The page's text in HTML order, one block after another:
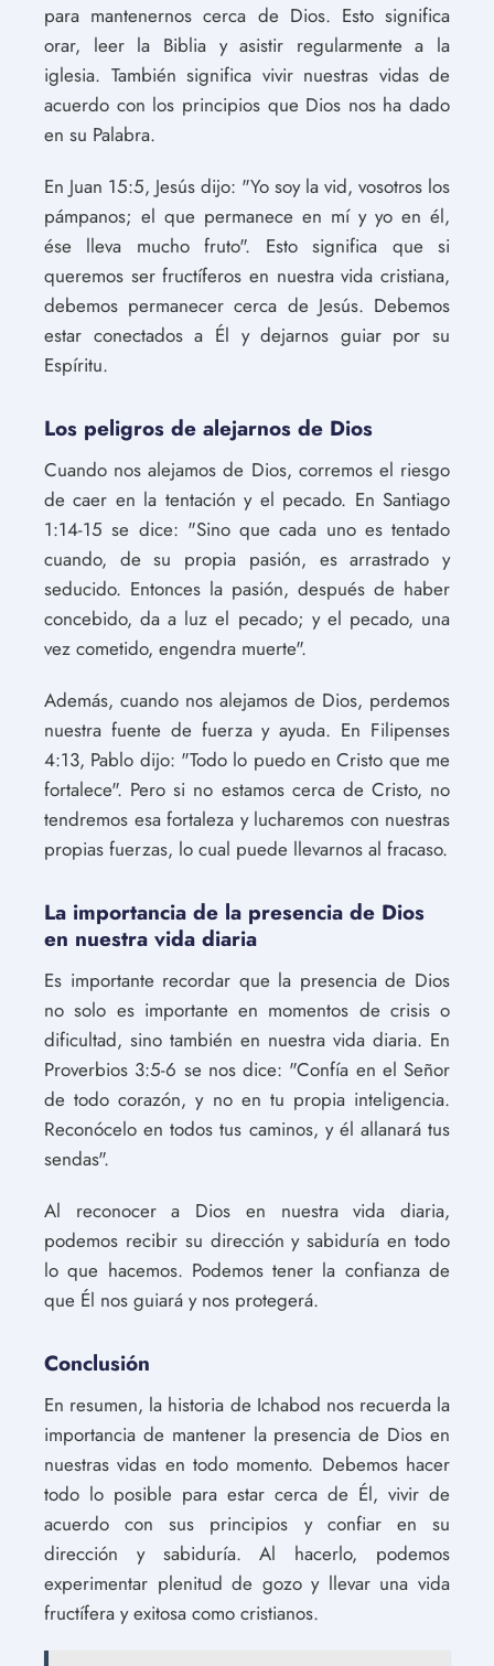
para mantenernos cerca de Dios. Esto significa
orar, leer la Biblia y asistir regularmente a la
iglesia. También significa vivir nuestras vidas de
acuerdo con los principios que Dios nos ha dado
en su Palabra.
En Juan 15:5, Jesús dijo: "Yo soy la vid, vosotros los
pámpanos; el que permanece en mí y yo en él,
ése lleva mucho fruto". Esto significa que si
queremos ser fructíferos en nuestra vida cristiana,
debemos permanecer cerca de Jesús. Debemos
estar conectados a Él y dejarnos guiar por su
Espíritu.
Los peligros de alejarnos de Dios
Cuando nos alejamos de Dios, corremos el riesgo
de caer en la tentación y el pecado. En Santiago
1:14-15 se dice: "Sino que cada uno es tentado
cuando, de su propia pasión, es arrastrado y
seducido. Entonces la pasión, después de haber
concebido, da a luz el pecado; y el pecado, una
vez cometido, engendra muerte".
Además, cuando nos alejamos de Dios, perdemos
nuestra fuente de fuerza y ​​ayuda. En Filipenses
4:13, Pablo dijo: "Todo lo puedo en Cristo que me
fortalece". Pero si no estamos cerca de Cristo, no
tendremos esa fortaleza y lucharemos con nuestras
propias fuerzas, lo cual puede llevarnos al fracaso.
La importancia de la presencia de Dios
en nuestra vida diaria
Es importante recordar que la presencia de Dios
no solo es importante en momentos de crisis o
dificultad, sino también en nuestra vida diaria. En
Proverbios 3:5-6 se nos dice: "Confía en el Señor
de todo corazón, y no en tu propia inteligencia.
Reconócelo en todos tus caminos, y él allanará tus
sendas".
Al reconocer a Dios en nuestra vida diaria,
podemos recibir su dirección y sabiduría en todo
lo que hacemos. Podemos tener la confianza de
que Él nos guiará y nos protegerá.
Conclusión
En resumen, la historia de Ichabod nos recuerda la
importancia de mantener la presencia de Dios en
nuestras vidas en todo momento. Debemos hacer
todo lo posible para estar cerca de Él, vivir de
acuerdo con sus principios y confiar en su
dirección y sabiduría. Al hacerlo, podemos
experimentar plenitud de gozo y llevar una vida
fructífera y exitosa como cristianos.